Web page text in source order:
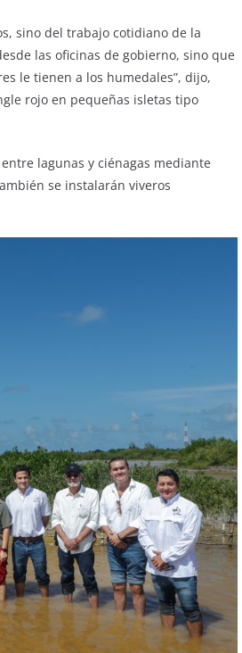
sino del trabajo cotidiano de la
las oficinas de gobierno, sino que
le tienen a los humedales”, dijo,
rojo en pequeñas isletas tipo
lagunas y ciénagas mediante
se instalarán viveros